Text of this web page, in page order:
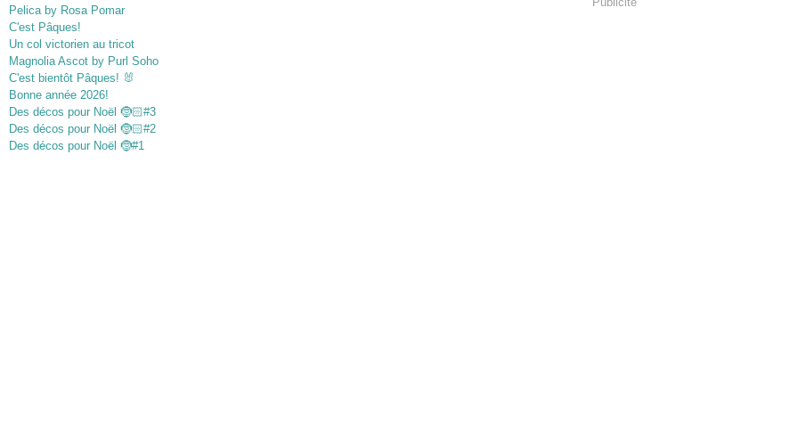
Pelica by Rosa Pomar
C'est Pâques!
Un col victorien au tricot
Magnolia Ascot by Purl Soho
C'est bientôt Pâques! 🐰
Bonne année 2026!
Des décos pour Noël 🤶🏻#3
Des décos pour Noël 🤶🏻#2
Des décos pour Noël 🤶#1